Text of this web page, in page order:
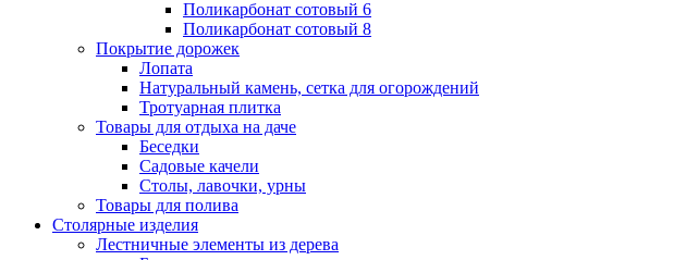
Поликарбонат сотовый 6
Поликарбонат сотовый 8
Покрытие дорожек
Лопата
Натуральный камень, сетка для огорождений
Тротуарная плитка
Товары для отдыха на даче
Беседки
Садовые качели
Столы, лавочки, урны
Товары для полива
Столярные изделия
Лестничные элементы из дерева